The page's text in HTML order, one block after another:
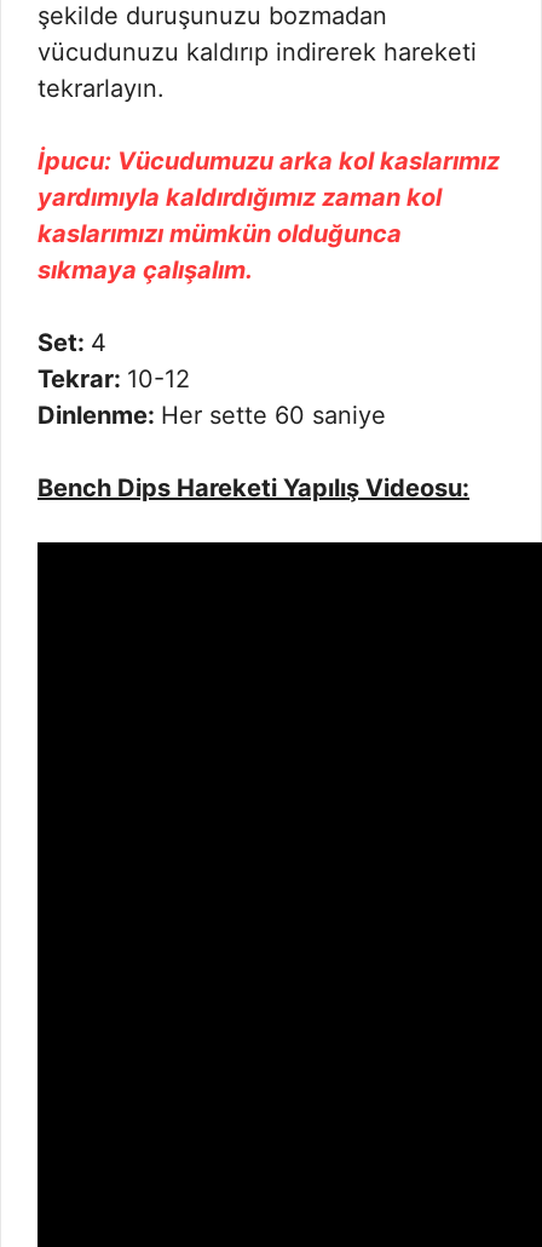
şekilde duruşunuzu bozmadan
vücudunuzu kaldırıp indirerek hareketi
tekrarlayın.
İpucu: Vücudumuzu arka kol kaslarımız
yardımıyla kaldırdığımız zaman kol
kaslarımızı mümkün olduğunca
sıkmaya çalışalım.
Set: 4
Tekrar: 10-12
Dinlenme: Her sette 60 saniye
Bench Dips Hareketi Yapılış Videosu: